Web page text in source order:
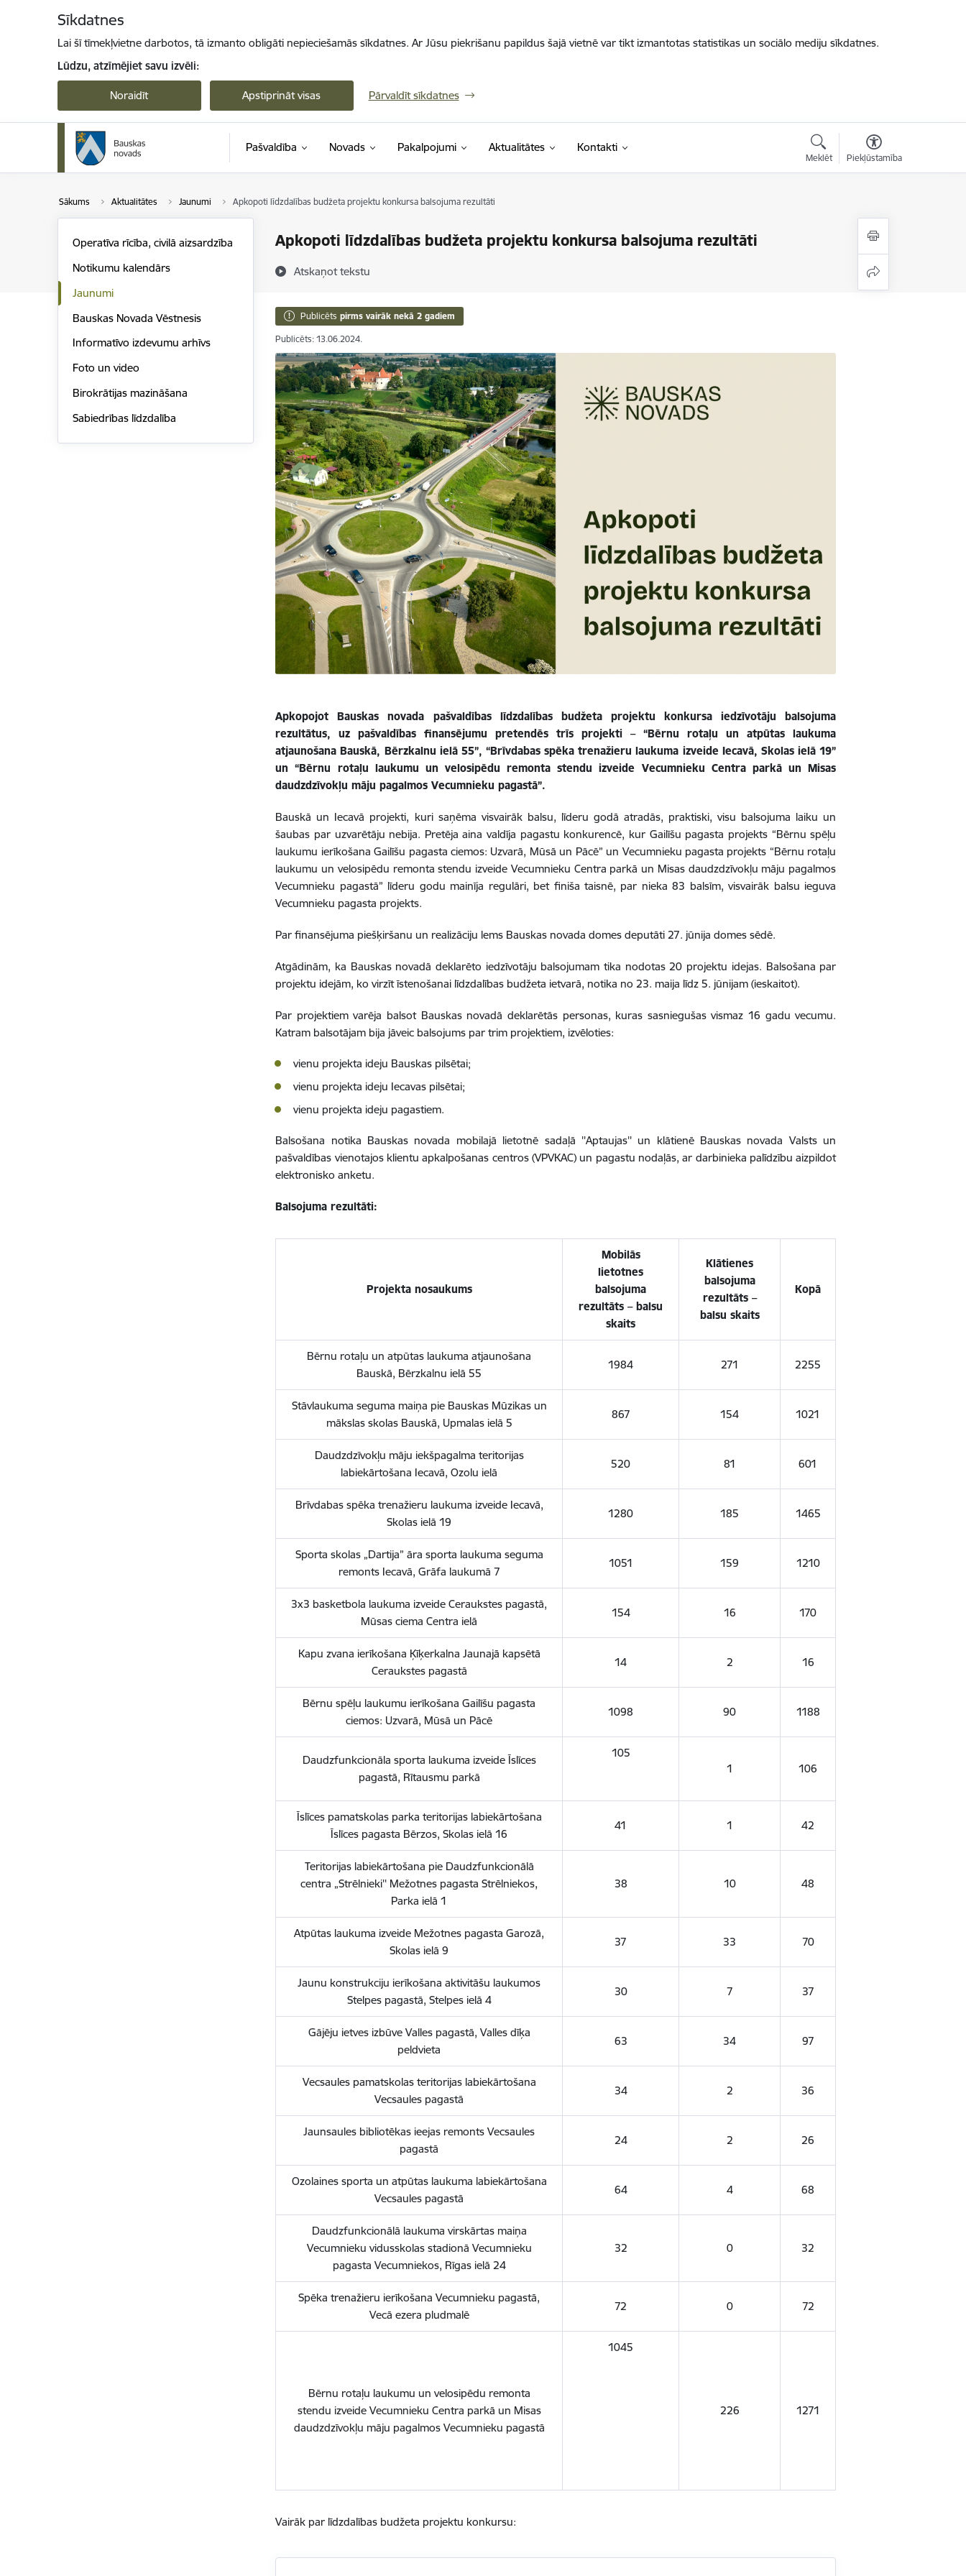
Sīkdatnes
Lai šī tīmekļvietne darbotos, tā izmanto obligāti nepieciešamās sīkdatnes. Ar Jūsu piekrišanu papildus šajā vietnē var tikt izmantotas statistikas un sociālo mediju sīkdatnes.
Lūdzu, atzīmējiet savu izvēli:
Noraidīt Apstiprināt visas Pārvaldīt sīkdatnes
Pašvaldība Novads Pakalpojumi Aktualitātes Kontakti
Meklēt Piekļūstamība
Sākums Aktualitātes Jaunumi Apkopoti līdzdalības budžeta projektu konkursa balsojuma rezultāti
Apkopoti līdzdalības budžeta projektu konkursa balsojuma rezultāti
Atskaņot tekstu
Operatīva rīcība, civilā aizsardzība
Notikumu kalendārs
Jaunumi
Bauskas Novada Vēstnesis
Informatīvo izdevumu arhīvs
Foto un video
Birokrātijas mazināšana
Sabiedrības līdzdalība
Publicēts pirms vairāk nekā 2 gadiem
Publicēts: 13.06.2024.
Apkopojot Bauskas novada pašvaldības līdzdalības budžeta projektu konkursa iedzīvotāju balsojuma
rezultātus, uz pašvaldības finansējumu pretendēs trīs projekti – “Bērnu rotaļu un atpūtas laukuma
atjaunošana Bauskā, Bērzkalnu ielā 55”, “Brīvdabas spēka trenažieru laukuma izveide Iecavā, Skolas ielā 19”
un “Bērnu rotaļu laukumu un velosipēdu remonta stendu izveide Vecumnieku Centra parkā un Misas
daudzdzīvokļu māju pagalmos Vecumnieku pagastā”.
Bauskā un Iecavā projekti, kuri saņēma visvairāk balsu, līderu godā atradās, praktiski, visu balsojuma laiku un
šaubas par uzvarētāju nebija. Pretēja aina valdīja pagastu konkurencē, kur Gailīšu pagasta projekts “Bērnu spēļu
laukumu ierīkošana Gailīšu pagasta ciemos: Uzvarā, Mūsā un Pācē” un Vecumnieku pagasta projekts “Bērnu rotaļu
laukumu un velosipēdu remonta stendu izveide Vecumnieku Centra parkā un Misas daudzdzīvokļu māju pagalmos
Vecumnieku pagastā” līderu godu mainīja regulāri, bet finiša taisnē, par nieka 83 balsīm, visvairāk balsu ieguva
Vecumnieku pagasta projekts.
Par finansējuma piešķiršanu un realizāciju lems Bauskas novada domes deputāti 27. jūnija domes sēdē.
Atgādinām, ka Bauskas novadā deklarēto iedzīvotāju balsojumam tika nodotas 20 projektu idejas. Balsošana par
projektu idejām, ko virzīt īstenošanai līdzdalības budžeta ietvarā, notika no 23. maija līdz 5. jūnijam (ieskaitot).
Par projektiem varēja balsot Bauskas novadā deklarētās personas, kuras sasniegušas vismaz 16 gadu vecumu.
Katram balsotājam bija jāveic balsojums par trim projektiem, izvēloties:
vienu projekta ideju Bauskas pilsētai;
vienu projekta ideju Iecavas pilsētai;
vienu projekta ideju pagastiem.
Balsošana notika Bauskas novada mobilajā lietotnē sadaļā ''Aptaujas'' un klātienē Bauskas novada Valsts un
pašvaldības vienotajos klientu apkalpošanas centros (VPVKAC) un pagastu nodaļās, ar darbinieka palīdzību aizpildot
elektronisko anketu.
Balsojuma rezultāti:
Projekta nosaukums
Mobilās
lietotnes
balsojuma
rezultāts – balsu
skaits
Klātienes
balsojuma
rezultāts –
balsu skaits
Kopā
Bērnu rotaļu un atpūtas laukuma atjaunošana
Bauskā, Bērzkalnu ielā 55
1984 271 2255
Stāvlaukuma seguma maiņa pie Bauskas Mūzikas un
mākslas skolas Bauskā, Upmalas ielā 5
867 154 1021
Daudzdzīvokļu māju iekšpagalma teritorijas
labiekārtošana Iecavā, Ozolu ielā
520 81 601
Brīvdabas spēka trenažieru laukuma izveide Iecavā,
Skolas ielā 19
1280 185 1465
Sporta skolas „Dartija” āra sporta laukuma seguma
remonts Iecavā, Grāfa laukumā 7
1051 159 1210
3x3 basketbola laukuma izveide Ceraukstes pagastā,
Mūsas ciema Centra ielā
154 16 170
Kapu zvana ierīkošana Ķīķerkalna Jaunajā kapsētā
Ceraukstes pagastā
14 2 16
Bērnu spēļu laukumu ierīkošana Gailīšu pagasta
ciemos: Uzvarā, Mūsā un Pācē
1098 90 1188
Daudzfunkcionāla sporta laukuma izveide Īslīces
pagastā, Rītausmu parkā
105
1
106
Īslīces pamatskolas parka teritorijas labiekārtošana
Īslīces pagasta Bērzos, Skolas ielā 16
41 1 42
Teritorijas labiekārtošana pie Daudzfunkcionālā
centra „Strēlnieki'' Mežotnes pagasta Strēlniekos,
Parka ielā 1
38 10 48
Atpūtas laukuma izveide Mežotnes pagasta Garozā,
Skolas ielā 9
37 33 70
Jaunu konstrukciju ierīkošana aktivitāšu laukumos
Stelpes pagastā, Stelpes ielā 4
30 7 37
Gājēju ietves izbūve Valles pagastā, Valles dīķa
peldvieta
63 34 97
Vecsaules pamatskolas teritorijas labiekārtošana
Vecsaules pagastā
34 2 36
Jaunsaules bibliotēkas ieejas remonts Vecsaules
pagastā
24 2 26
Ozolaines sporta un atpūtas laukuma labiekārtošana
Vecsaules pagastā
64 4 68
Daudzfunkcionālā laukuma virskārtas maiņa
Vecumnieku vidusskolas stadionā Vecumnieku
pagasta Vecumniekos, Rīgas ielā 24
32 0 32
Spēka trenažieru ierīkošana Vecumnieku pagastā,
Vecā ezera pludmalē
72 0 72
Bērnu rotaļu laukumu un velosipēdu remonta
stendu izveide Vecumnieku Centra parkā un Misas
daudzdzīvokļu māju pagalmos Vecumnieku pagastā
1045
226 1271
Vairāk par līdzdalības budžeta projektu konkursu: